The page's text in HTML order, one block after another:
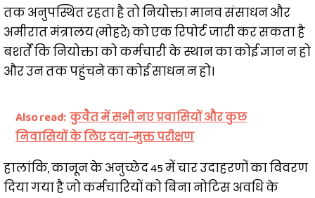
तक अनुपस्थित रहता है तो नियोक्ता मानव संसाधन और
अमीरात मंत्रालय (मोहरे) को एक रिपोर्ट जारी कर सकता है
बशर्ते कि नियोक्ता को कर्मचारी के स्थान का कोई ज्ञान न हो
और उन तक पहुंचने का कोई साधन न हो।
Also read: कुवैत में सभी नए प्रवासियों और कुछ
निवासियों के लिए दवा-मुक्त परीक्षण
हालांकि, कानून के अनुच्छेद 45 में चार उदाहरणों का विवरण
दिया गया है जो कर्मचारियों को बिना नोटिस अवधि के